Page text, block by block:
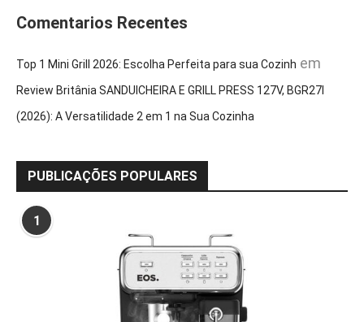
Comentarios Recentes
Top 1 Mini Grill 2026: Escolha Perfeita para sua Cozinh em
Review Britânia SANDUICHEIRA E GRILL PRESS 127V, BGR27I
(2026): A Versatilidade 2 em 1 na Sua Cozinha
PUBLICAÇÕES POPULARES
1